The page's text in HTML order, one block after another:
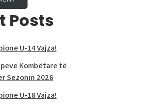
Posts
U-14 Vajza!
Kombëtare të
Sezonin 2026
U-18 Vajza!